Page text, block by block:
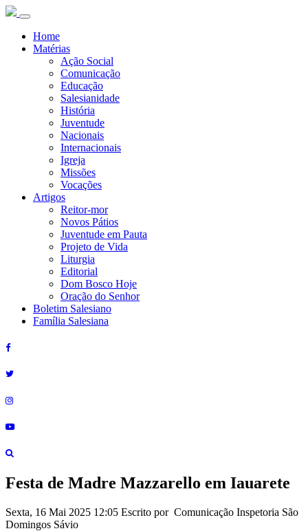
Home
Matérias
Ação Social
Comunicação
Educação
Salesianidade
História
Juventude
Nacionais
Internacionais
Igreja
Missões
Vocações
Artigos
Reitor-mor
Novos Pátios
Juventude em Pauta
Projeto de Vida
Liturgia
Editorial
Dom Bosco Hoje
Oração do Senhor
Boletim Salesiano
Família Salesiana
Festa de Madre Mazzarello em Iauarete
Sexta, 16 Mai 2025 12:05 Escrito por Comunicação Inspetoria São
Domingos Sávio